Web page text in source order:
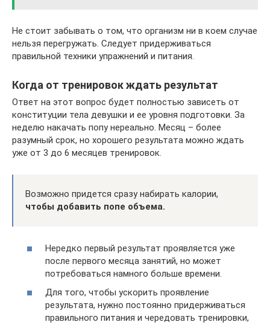
Не стоит забывать о том, что организм ни в коем случае
нельзя перегружать. Следует придерживаться
правильной техники упражнений и питания.
Когда от тренировок ждать результат
Ответ на этот вопрос будет полностью зависеть от
конституции тела девушки и ее уровня подготовки. За
неделю накачать попу нереально. Месяц – более
разумный срок, но хорошего результата можно ждать
уже от 3 до 6 месяцев тренировок.
Возможно придется сразу набирать калории,
чтобы добавить попе объема.
Нередко первый результат проявляется уже
после первого месяца занятий, но может
потребоваться намного больше времени.
Для того, чтобы ускорить проявление
результата, нужно постоянно придерживаться
правильного питания и чередовать тренировки,